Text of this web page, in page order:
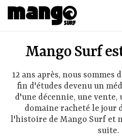
Aller au contenu principal
Mango Surf
12 ans après, nous sommes
fin d'études devenu un
d'une décennie, une
domaine racheté le jour
l'histoire de Mango Surf et
suite.